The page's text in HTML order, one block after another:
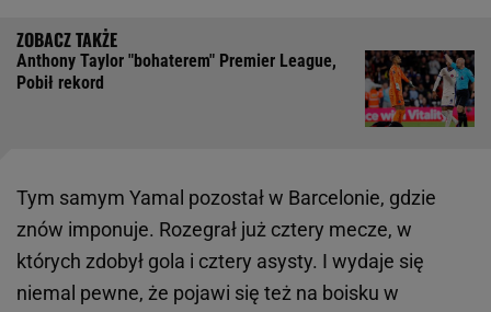
Anthony Taylor "bohaterem" Premier League,
Pobił rekord
Tym samym Yamal pozostał w Barcelonie, gdzie
znów imponuje. Rozegrał już cztery mecze, w
których zdobył gola i cztery asysty. I wydaje się
niemal pewne, że pojawi się też na boisku w